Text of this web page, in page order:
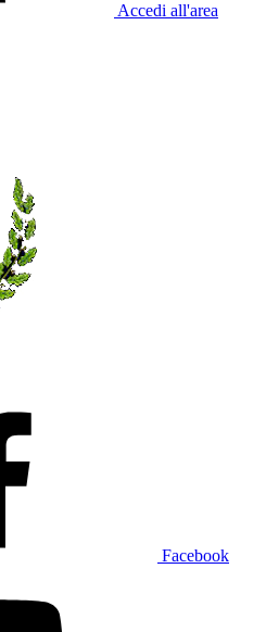
Accedi all'area
Facebook